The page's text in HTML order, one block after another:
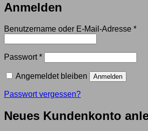
Anmelden
Benutzername oder E-Mail-Adresse *
Passwort*Erforderlich
Angemeldet bleiben Anmelden
Passwort vergessen?
Neues Kundenkonto